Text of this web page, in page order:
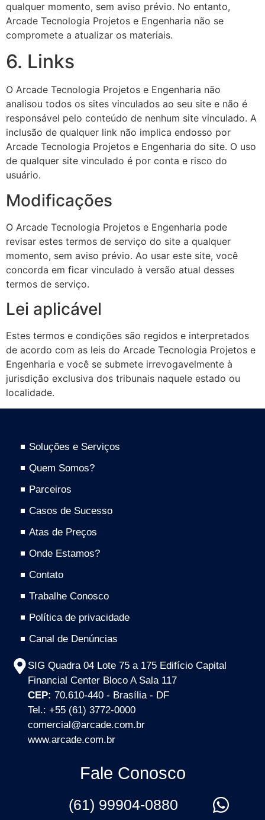
qualquer momento, sem aviso prévio. No entanto,
Arcade Tecnologia Projetos e Engenharia não se
compromete a atualizar os materiais.
6. Links
O Arcade Tecnologia Projetos e Engenharia não
analisou todos os sites vinculados ao seu site e não é
responsável pelo conteúdo de nenhum site vinculado. A
inclusão de qualquer link não implica endosso por
Arcade Tecnologia Projetos e Engenharia do site. O uso
de qualquer site vinculado é por conta e risco do
usuário.
Modificações
O Arcade Tecnologia Projetos e Engenharia pode
revisar estes termos de serviço do site a qualquer
momento, sem aviso prévio. Ao usar este site, você
concorda em ficar vinculado à versão atual desses
termos de serviço.
Lei aplicável
Estes termos e condições são regidos e interpretados
de acordo com as leis do Arcade Tecnologia Projetos e
Engenharia e você se submete irrevogavelmente à
jurisdição exclusiva dos tribunais naquele estado ou
localidade.
Soluções e Serviços
Quem Somos?
Parceiros
Casos de Sucesso
Atas de Preços
Onde Estamos?
Contato
Trabalhe Conosco
Política de privacidade
Canal de Denúncias
SIG Quadra 04 Lote 75 a 175 Edifício Capital
Financial Center Bloco A Sala 117
CEP: 70.610-440 - Brasília - DF
Tel.: +55 (61) 3772-0000
comercial@arcade.com.br
www.arcade.com.br
Fale Conosco
(61) 99904-0880